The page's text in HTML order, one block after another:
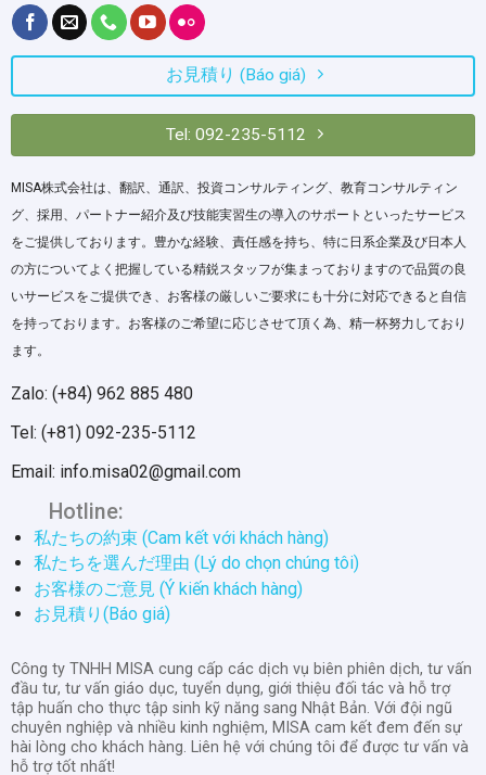
お見積り (Báo giá)
Tel: 092-235-5112
MISA株式会社は、翻訳、通訳、投資コンサルティング、教育コンサルティン
グ、採用、パートナー紹介及び技能実習生の導入のサポートといったサービス
をご提供しております。豊かな経験、責任感を持ち、特に日系企業及び日本人
の方についてよく把握している精鋭スタッフが集まっておりますので品質の良
いサービスをご提供でき、お客様の厳しいご要求にも十分に対応できると自信
を持っております。お客様のご希望に応じさせて頂く為、精一杯努力しており
ます。
Zalo: (+84) 962 885 480
Tel: (+81) 092-235-5112
Email: info.misa02@gmail.com
Hotline:
私たちの約束 (Cam kết với khách hàng)
私たちを選んだ理由 (Lý do chọn chúng tôi)
お客様のご意見 (Ý kiến khách hàng)
お見積り(Báo giá)
Công ty TNHH MISA cung cấp các dịch vụ biên phiên dịch, tư vấn
đầu tư, tư vấn giáo dục, tuyển dụng, giới thiệu đối tác và hỗ trợ
tập huấn cho thực tập sinh kỹ năng sang Nhật Bản. Với đội ngũ
chuyên nghiệp và nhiều kinh nghiệm, MISA cam kết đem đến sự
hài lòng cho khách hàng. Liên hệ với chúng tôi để được tư vấn và
hỗ trợ tốt nhất!